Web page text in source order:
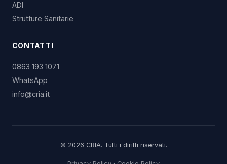
ADI
Strutture Sanitarie
CONTATTI
0863 193 1071
WhatsApp
info@cria.it
© 2026 CRIA. Tutti i diritti riservati.